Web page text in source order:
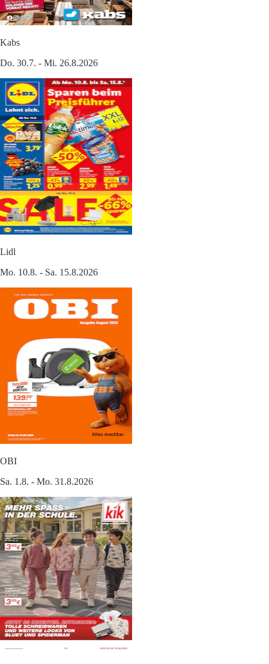
Kabs
Do. 30.7. - Mi. 26.8.2026
Lidl
Mo. 10.8. - Sa. 15.8.2026
OBI
Sa. 1.8. - Mo. 31.8.2026